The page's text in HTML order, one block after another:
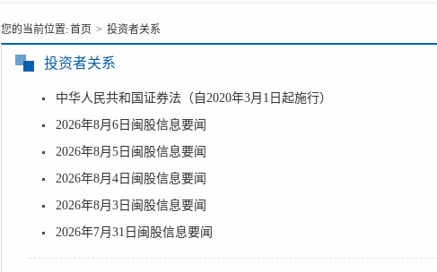
您的当前位置:首页 > 投资者关系
投资者关系
中华人民共和国证券法（自2020年3月1日起施行）
2026年8月6日闽股信息要闻
2026年8月5日闽股信息要闻
2026年8月4日闽股信息要闻
2026年8月3日闽股信息要闻
2026年7月31日闽股信息要闻